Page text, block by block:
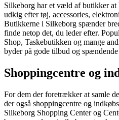
Silkeborg har et væld af butikker at
udkig efter tøj, accessories,
Butikkerne i Silkeborg spænder
finde netop det, du leder efter.
Shop, Taskebutikken og mange
byder på gode tilbud og
Shoppingcentre og
For dem der foretrækker at samle
der også shoppingcentre og
Silkeborg Shopping Center og